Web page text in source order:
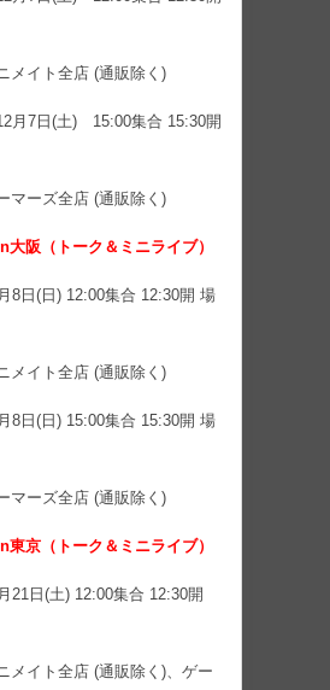
メイト全店 (通販除く)
7日(土) 15:00集合 15:30開
マーズ全店 (通販除く)
阪（トーク＆ミニライブ）
日(日) 12:00集合 12:30開 場
メイト全店 (通販除く)
日(日) 15:00集合 15:30開 場
マーズ全店 (通販除く)
京（トーク＆ミニライブ）
日(土) 12:00集合 12:30開
メイト全店 (通販除く)、ゲー